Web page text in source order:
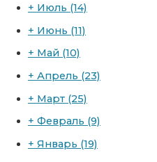
+ Июль (14)
+ Июнь (11)
+ Май (10)
+ Апрель (23)
+ Март (25)
+ Февраль (9)
+ Январь (19)